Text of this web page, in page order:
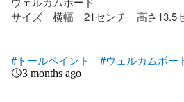
サイズ　横幅　21センチ　高さ13.5
#トールペイント #ウェルカムボー
3 months ago